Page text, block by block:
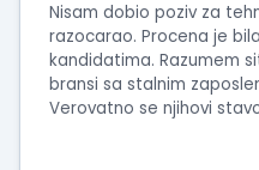
Nisam dobio poziv za
razocarao. Procena je
kandidatima. Razumem
bransi sa stalnim
Verovatno se njihovi